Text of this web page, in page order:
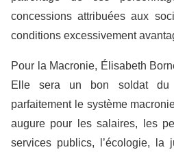
concessions attribuées aux
conditions excessivement
Pour la Macronie, Élisabeth
Elle sera un bon soldat du
parfaitement le système
augure pour les salaires, les
services publics, l’écologie, la